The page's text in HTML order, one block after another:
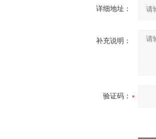
详细地址：
补充说明：
验证码：